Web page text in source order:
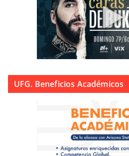
UFG. Beneficios Académicos